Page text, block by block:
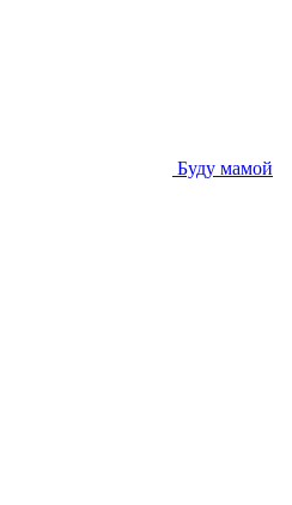
Буду мамой